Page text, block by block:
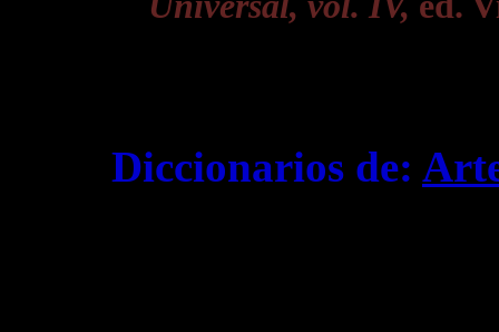
Diccionarios de: